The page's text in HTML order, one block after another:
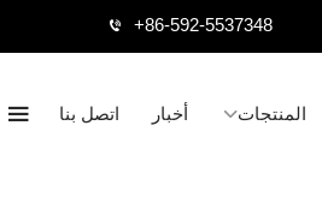
+86-592-5537348
المنتجات أخبار اتصل بنا